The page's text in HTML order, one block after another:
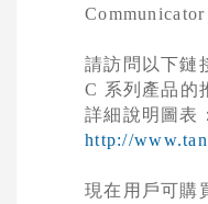
Communicator
請訪問以下鏈
C 系列產品的
詳細說明圖表：
http://
現在用戶可購